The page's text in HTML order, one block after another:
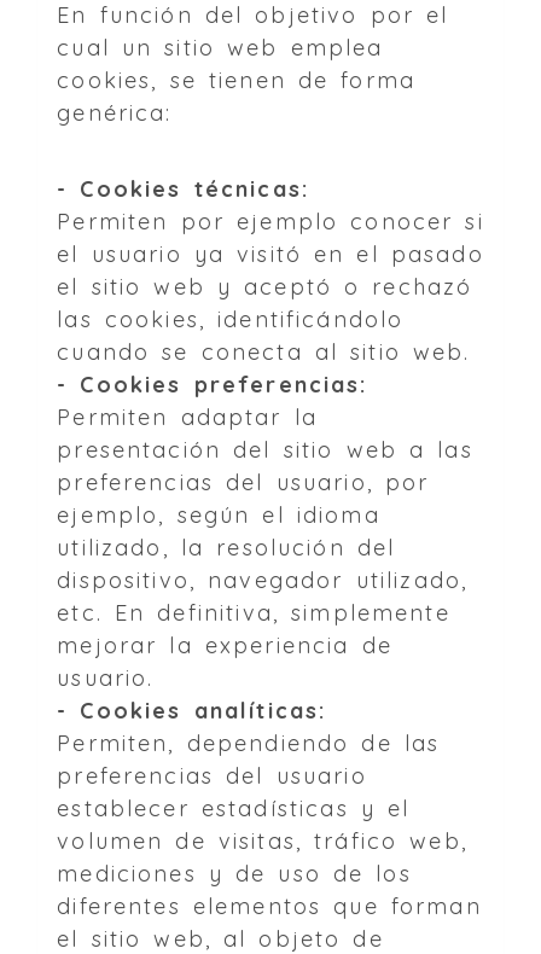
En función del objetivo por el
cual un sitio web emplea
cookies, se tienen de forma
genérica:
- Cookies técnicas:
Permiten por ejemplo conocer si
el usuario ya visitó en el pasado
el sitio web y aceptó o rechazó
las cookies, identificándolo
cuando se conecta al sitio web.
- Cookies preferencias:
Permiten adaptar la
presentación del sitio web a las
preferencias del usuario, por
ejemplo, según el idioma
utilizado, la resolución del
dispositivo, navegador utilizado,
etc. En definitiva, simplemente
mejorar la experiencia de
usuario.
- Cookies analíticas:
Permiten, dependiendo de las
preferencias del usuario
establecer estadísticas y el
volumen de visitas, tráfico web,
mediciones y de uso de los
diferentes elementos que forman
el sitio web, al objeto de